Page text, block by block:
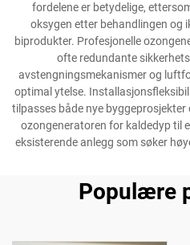
fordelene er betydelige,
oksygen etter behandlingen og
biprodukter. Profesjonelle
ofte redundante
avstengningsmekanismer og
optimal ytelse.
tilpasses både nye
ozongeneratoren for kaldedyp til
eksisterende anlegg som søker
Populære